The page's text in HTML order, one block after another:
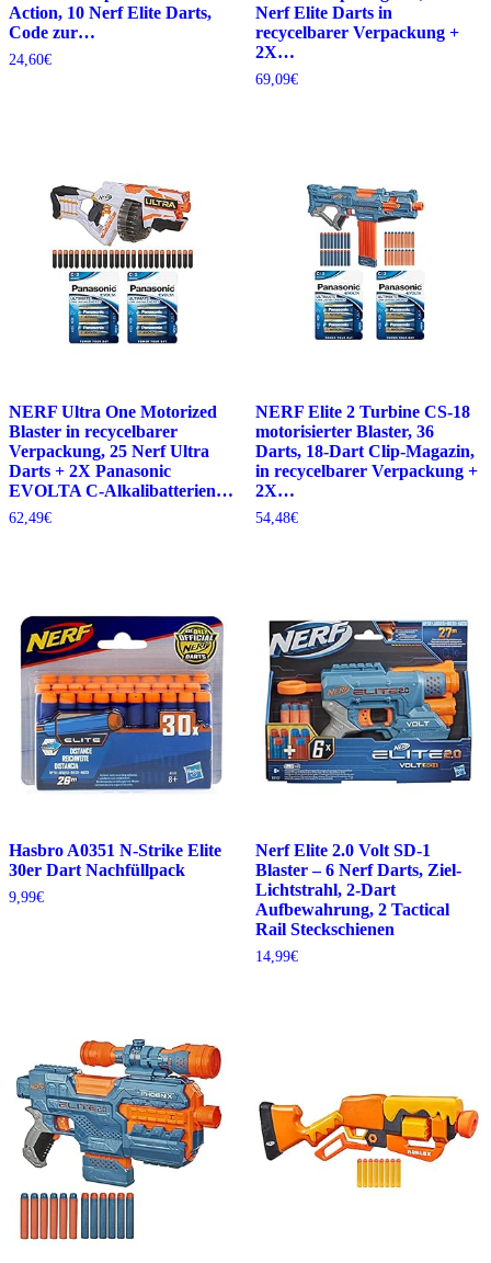
Action, 10 Nerf Elite Darts,
Code zur…
24,60€
Nerf Elite Darts in
recycelbarer Verpackung +
2X…
69,09€
NERF Ultra One Motorized
Blaster in recycelbarer
Verpackung, 25 Nerf Ultra
Darts + 2X Panasonic
EVOLTA C-Alkalibatterien…
62,49€
NERF Elite 2 Turbine CS-18
motorisierter Blaster, 36
Darts, 18-Dart Clip-Magazin,
in recycelbarer Verpackung +
2X…
54,48€
Hasbro A0351 N-Strike Elite
30er Dart Nachfüllpack
9,99€
Nerf Elite 2.0 Volt SD-1
Blaster – 6 Nerf Darts, Ziel-
Lichtstrahl, 2-Dart
Aufbewahrung, 2 Tactical
Rail Steckschienen
14,99€